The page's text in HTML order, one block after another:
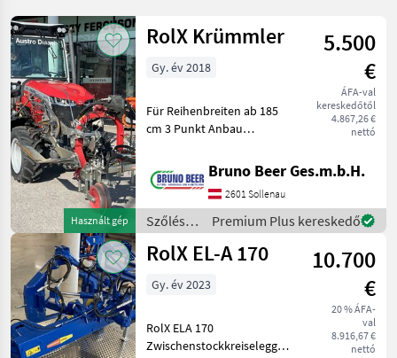
Kategória 4 Ország Szűrők
AKTUÁLIS
ÚTVONAL
Mezőgazdasági
gépek/eszközök
Szoleszeti
Gepek
Toketisztito
Rolx
KATEGÓRIA
KIVÁLASZTÁSA
RolX
Visszaállítás
megjelenítése
Használt gép
RolX Krümmler
5.500
€
ÁFA-val
kereskedőtől
4.867,26 €
nettó
Gy. év 2018
Für Reihenbreiten ab 185
cm 3 Punkt Anbau
Breitenverstellung
Elektrische Betätigung des
Feintasters vom Traktor
aus Höhenverstellbare
Stützräder Hy
Bruno Beer Ges.m.b.H.
2601 Sollenau
Szőlészeti
gépek /
RolX
Premium Plus kereskedő
RolX EL-A 170
10.700
€
20 % ÁFA-
val
8.916,67 €
nettó
Gy. év 2023
RolX ELA 170
Zwischenstockkreiselegge,